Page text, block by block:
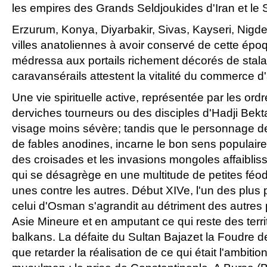
les empires des Grands Seldjoukides d'Iran et le
Erzurum, Konya, Diyarbakir, Sivas, Kayseri,
villes anatoliennes à avoir conservé de cette
médressa aux portails richement décorés de
caravansérails attestent la vitalité du commerce
Une vie spirituelle active, représentée par les
derviches tourneurs ou des disciples d'Hadji
visage moins sévère; tandis que le personnage
de fables anodines, incarne le bon sens
des croisades et les invasions mongoles
qui se désagrège en une multitude de petites
unes contre les autres. Début XIVe, l'un des plus
celui d'Osman s'agrandit au détriment des
Asie Mineure et en amputant ce qui reste des
balkans. La défaite du Sultan Bajazet la Foudre
que retarder la réalisation de ce qui était